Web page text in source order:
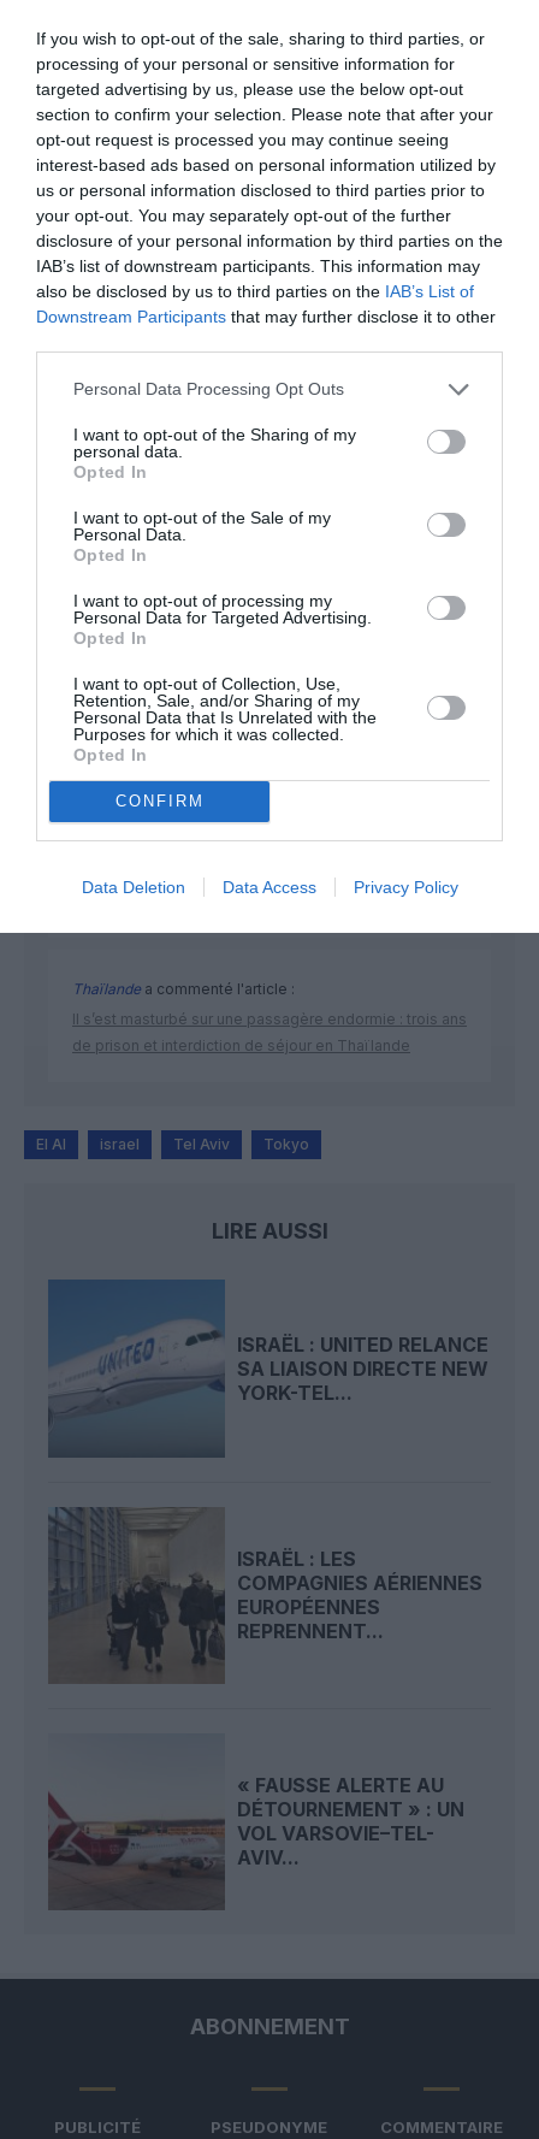
If you wish to opt-out of the sale, sharing to third parties, or
processing of your personal or sensitive information for
targeted advertising by us, please use the below opt-out
section to confirm your selection. Please note that after your
opt-out request is processed you may continue seeing
interest-based ads based on personal information utilized by
us or personal information disclosed to third parties prior to
your opt-out. You may separately opt-out of the further
disclosure of your personal information by third parties on the
IAB’s list of downstream participants. This information may
also be disclosed by us to third parties on the IAB’s List of
Downstream Participants that may further disclose it to other
Personal Data Processing Opt Outs
I want to opt-out of the Sharing of my
personal data.
Opted In
I want to opt-out of the Sale of my
Personal Data.
Opted In
I want to opt-out of processing my
Personal Data for Targeted Advertising.
Opted In
I want to opt-out of Collection, Use,
Retention, Sale, and/or Sharing of my
Personal Data that Is Unrelated with the
Purposes for which it was collected.
Opted In
CONFIRM
Data Deletion Data Access Privacy Policy
service PENDANT le service des PNC, chose plutôt rare de
nos jours), si on omet les vieux IFE qui font tâches dans
l’histoire.
RÉPONDRE
LAISSER UN COMMENTAIRE
Appel aux lecteurs !
Soutenez Air Journal participez
à son
DERNIERS COMMENTAIRES
Tiloa commenté l'article :
Airbus A320neo et A350 : un défaut latent de bouton
incendie peut provoquer l’arrêt d’un moteur
Thaïlandea commenté l'article :
Il s’est masturbé sur une passagère endormie : trois ans
de prison et interdiction de séjour en Thaïlande
El Al israel Tel Aviv Tokyo
LIRE AUSSI
ISRAËL : UNITED RELANCE
SA LIAISON DIRECTE NEW
YORK-TEL...
ISRAËL : LES
COMPAGNIES AÉRIENNES
EUROPÉENNES
REPRENNENT...
« FAUSSE ALERTE AU
DÉTOURNEMENT » : UN
VOL VARSOVIE–TEL-
AVIV...
ABONNEMENT
PUBLICITÉ
PSEUDONYME
COMMENTAIRE